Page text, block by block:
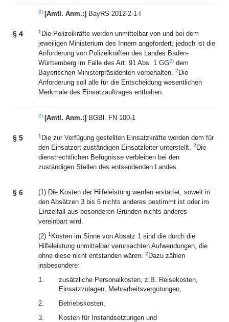
3) [Amtl. Anm.:] BayRS 2012-2-1-I
§ 4 1 Die Polizeikräfte werden unmittelbar von und bei dem
jeweiligen Ministerium des Innern angefordert; jedoch ist die
Anforderung von Polizeikräften des Landes Baden-
Württemberg im Falle des Art. 91 Abs. 1 GG2) dem
Bayerischen Ministerpräsidenten vorbehalten. 2 Die
Anforderung soll alle für die Entscheidung wesentlichen
Merkmale des Einsatzauftrages enthalten.
2) [Amtl. Anm.:] BGBl. FN 100-1
§ 5 1 Die zur Verfügung gestellten Einsatzkräfte werden dem für
den Einsatzort zuständigen Einsatzleiter unterstellt. 2 Die
dienstrechtlichen Befugnisse verbleiben bei den
zuständigen Stellen des entsendenden Landes.
§ 6
(1) Die Kosten der Hilfeleistung werden erstattet, soweit in
den Absätzen 3 bis 6 nichts anderes bestimmt ist oder im
Einzelfall aus besonderen Gründen nichts anderes
vereinbart wird.
(2) 1 Kosten im Sinne von Absatz 1 sind die durch die
Hilfeleistung unmittelbar verursachten Aufwendungen, die
ohne diese nicht entstanden wären. 2 Dazu zählen
insbesondere:
1.
zusätzliche Personalkosten, z.B. Reisekosten,
Einsatzzulagen, Mehrarbeitsvergütungen,
2.
Betriebskosten,
3.
Kosten für Instandsetzungen und